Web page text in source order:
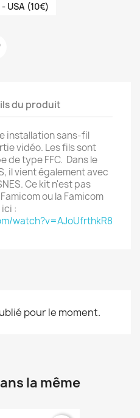
- USA (10€)
du produit
installation sans-fil
vidéo. Les fils sont
de type FFC. Dans le
il vient également avec
Ce kit n'est pas
ou la Famicom
:
watch?v=AJoUfrthkR8
pour le moment.
la même